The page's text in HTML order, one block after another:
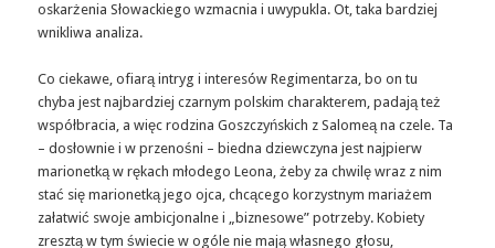
oskarżenia Słowackiego wzmacnia i uwypukla. Ot, taka bardziej
wnikliwa analiza.
Co ciekawe, ofiarą intryg i interesów Regimentarza, bo on tu
chyba jest najbardziej czarnym polskim charakterem, padają też
współbracia, a więc rodzina Goszczyńskich z Salomeą na czele. Ta
– dosłownie i w przenośni – biedna dziewczyna jest najpierw
marionetką w rękach młodego Leona, żeby za chwilę wraz z nim
stać się marionetką jego ojca, chcącego korzystnym mariażem
załatwić swoje ambicjonalne i „biznesowe” potrzeby. Kobiety
zresztą w tym świecie w ogóle nie mają własnego głosu,